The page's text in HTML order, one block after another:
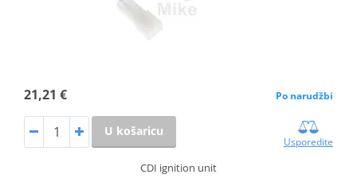
21,21 € Po narudžbi
U košaricu
Usporedite
CDI ignition unit